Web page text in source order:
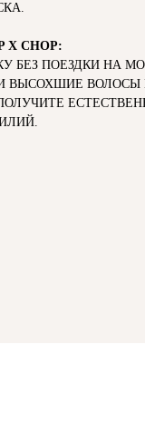
CHOP:
БЕЗ ПОЕЗДКИ НА
ВЫСОХШИЕ ВОЛОСЫ